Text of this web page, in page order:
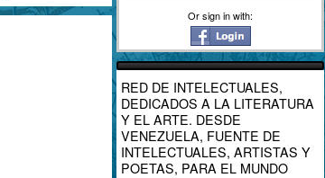
Or sign in with:
RED DE INTELECTUALES,
DEDICADOS A LA LITERATURA
Y EL ARTE. DESDE
VENEZUELA, FUENTE DE
INTELECTUALES, ARTISTAS Y
POETAS, PARA EL MUNDO